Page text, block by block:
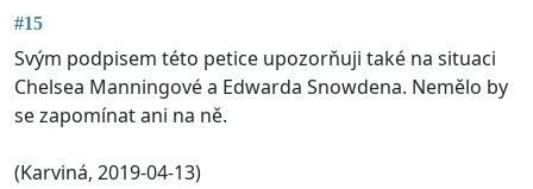
#15
Svým podpisem této petice upozorňuji také na situaci
Chelsea Manningové a Edwarda Snowdena. Nemělo by
se zapomínat ani na ně.
(Karviná, 2019-04-13)